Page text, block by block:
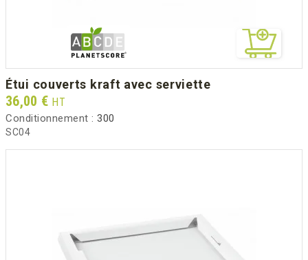
étui couverts kraft avec serviette
Prix
36,00 € HT
Conditionnement : 300
SC04